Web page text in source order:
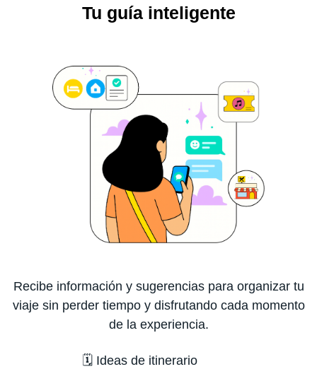
Tu guía inteligente
Recibe información y sugerencias para organizar tu
viaje sin perder tiempo y disfrutando cada momento
de la experiencia.
🗓️ Ideas de itinerario